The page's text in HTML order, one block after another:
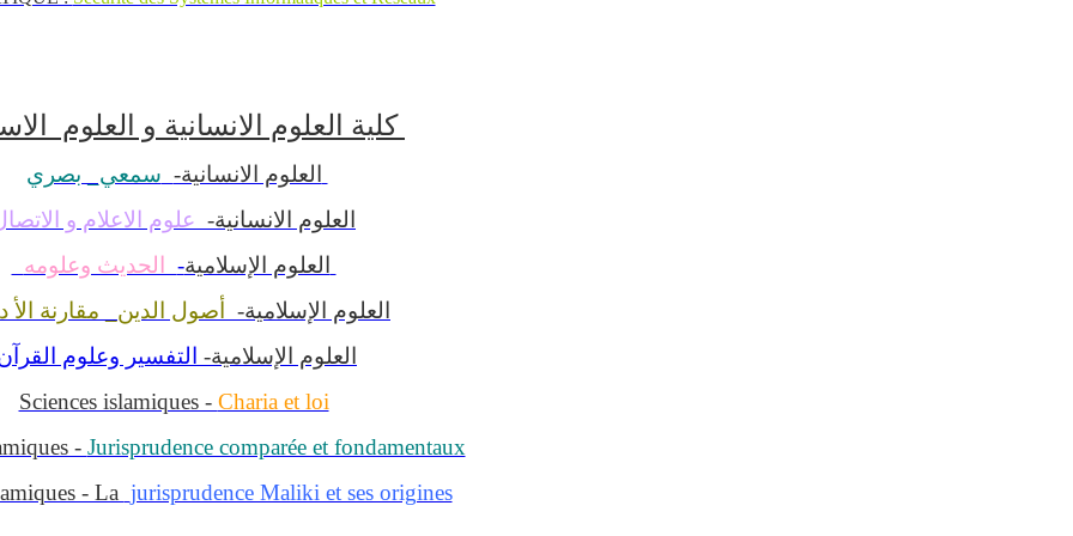
كلية العلوم الانسانية و العلوم الاسلامية
العلوم الانسانية- سمعي_ بصري
العلوم الانسانية- علوم الاعلام و
العلوم الإسلامية- الحديث وعلومه
العلوم الإسلامية- أصول الدين_ مقارنة الأ
العلوم الإسلامية- التفسير وعلوم
Sciences islamiques - Charia et loi
- Jurisprudence comparée et fondamentaux
- La jurisprudence Maliki et ses origines